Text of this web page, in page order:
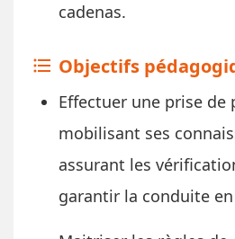
cadenas.
format_list_bulleted Objectifs
Effectuer une prise de
mobilisant ses
assurant les
garantir la conduite